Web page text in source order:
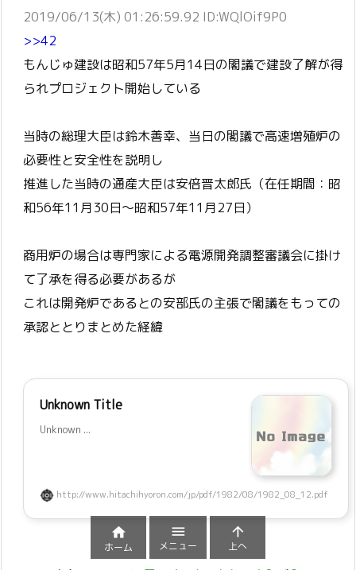
2019/06/13(木) 01:26:59.92 ID:WQlOif9P0
>>42
もんじゅ建設は昭和57年5月14日の閣議で建設了解が得
られプロジェクト開始している
当時の総理大臣は鈴木善幸、当日の閣議で高速増殖炉の
必要性と安全性を説明し
推進した当時の通産大臣は安倍晋太郎氏（在任期間：昭
和56年11月30日～昭和57年11月27日）
商用炉の場合は専門家による電源開発調整審議会に掛け
て了承を得る必要があるが
これは開発炉であるとの安部氏の主張で閣議をもっての
承認ととりまとめた経緯
Unknown Title
Unknown ...
http://www.hitachihyoron.com/jp/pdf/1982/08/1982_08_12.pdf

ホーム

メニュー

上へ